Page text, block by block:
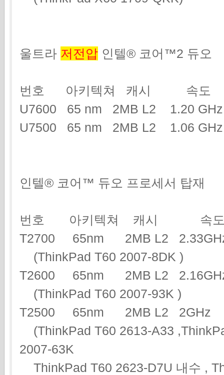
울트라 저전압 인텔® 코어™2 듀오
번호 아키텍쳐 캐시 속도
U7600 65 nm 2MB L2 1.20
U7500 65 nm 2MB L2 1.06
인텔® 코어™ 듀오 프로세서 탑재
번호 아키텍쳐 캐시 속도
T2700 65nm 2MB L2
(ThinkPad T60 2007-8DK )
T2600 65nm 2MB L2
(ThinkPad T60 2007-93K )
T2500 65nm 2MB L2
(ThinkPad T60 2613-A33
2007-63K
ThinkPad T60 2623-D7U 내수 ,